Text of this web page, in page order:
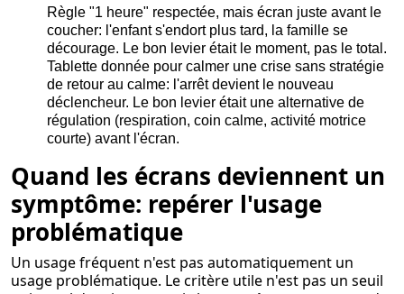
Règle "1 heure" respectée, mais écran juste avant le
coucher: l'enfant s'endort plus tard, la famille se
décourage. Le bon levier était le moment, pas le total.
Tablette donnée pour calmer une crise sans stratégie
de retour au calme: l'arrêt devient le nouveau
déclencheur. Le bon levier était une alternative de
régulation (respiration, coin calme, activité motrice
courte) avant l'écran.
Quand les écrans deviennent un
symptôme: repérer l'usage
problématique
Un usage fréquent n'est pas automatiquement un
usage problématique. Le critère utile n'est pas un seuil